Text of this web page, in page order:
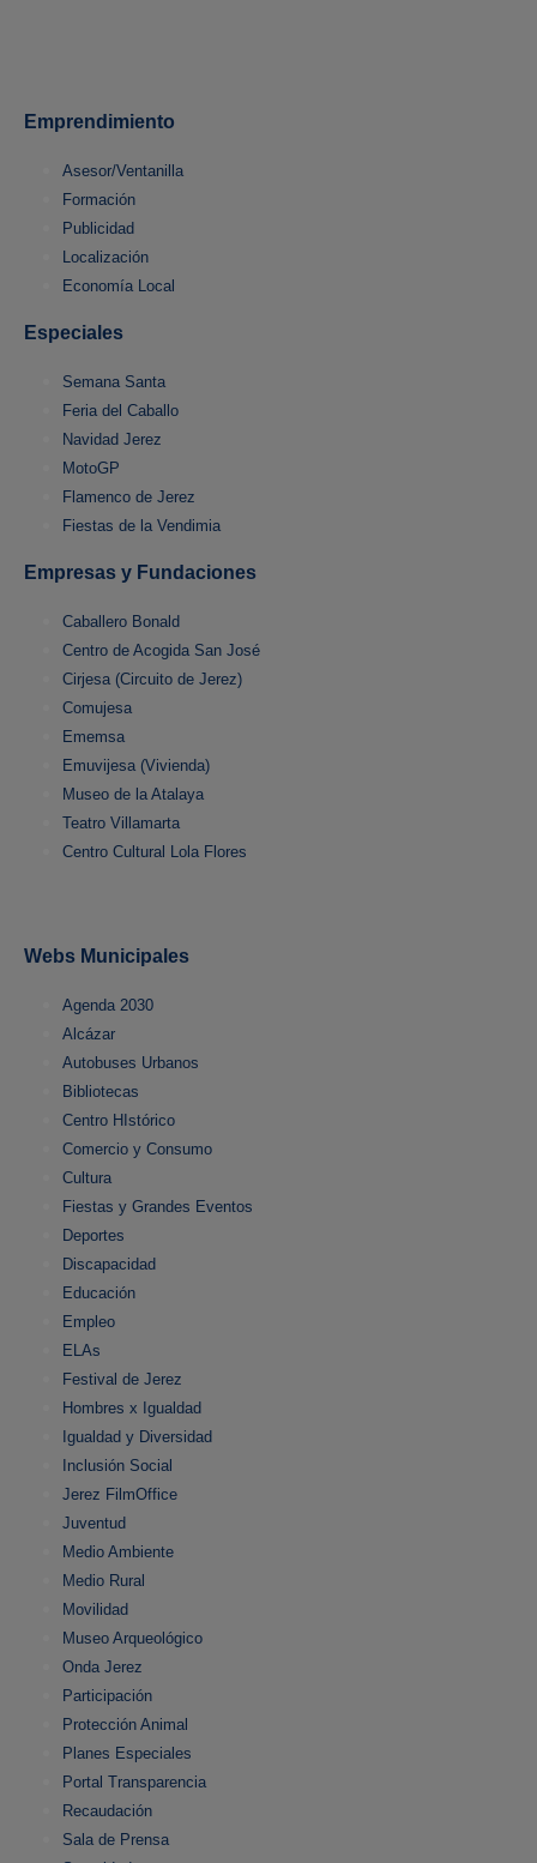
Emprendimiento
Asesor/Ventanilla
Formación
Publicidad
Localización
Economía Local
Especiales
Semana Santa
Feria del Caballo
Navidad Jerez
MotoGP
Flamenco de Jerez
Fiestas de la Vendimia
Empresas y Fundaciones
Caballero Bonald
Centro de Acogida San José
Cirjesa (Circuito de Jerez)
Comujesa
Ememsa
Emuvijesa (Vivienda)
Museo de la Atalaya
Teatro Villamarta
Centro Cultural Lola Flores
Webs Municipales
Agenda 2030
Alcázar
Autobuses Urbanos
Bibliotecas
Centro HIstórico
Comercio y Consumo
Cultura
Fiestas y Grandes Eventos
Deportes
Discapacidad
Educación
Empleo
ELAs
Festival de Jerez
Hombres x Igualdad
Igualdad y Diversidad
Inclusión Social
Jerez FilmOffice
Juventud
Medio Ambiente
Medio Rural
Movilidad
Museo Arqueológico
Onda Jerez
Participación
Protección Animal
Planes Especiales
Portal Transparencia
Recaudación
Sala de Prensa